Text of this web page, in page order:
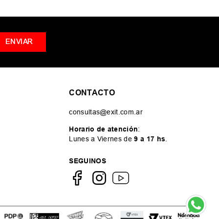
ENVIAR
CONTACTO
consultas@exit.com.ar
Horario de atención:
Lunes a Viernes de9 a 17 hs
SEGUINOS